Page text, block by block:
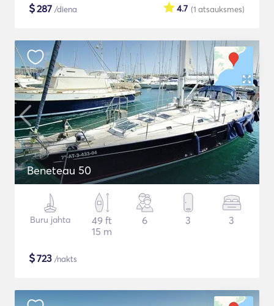
$287 /diena (1 atsauksmes)
4.7
Beneteau 50
Buru jahta
49 ft
15 m
6 3 3
$723 /nakts